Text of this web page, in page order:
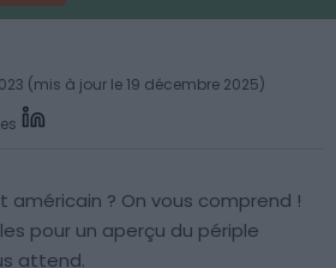
(mis à jour le 19 décembre 2025)
américain ? On vous comprend !
pour un aperçu du périple
attend.